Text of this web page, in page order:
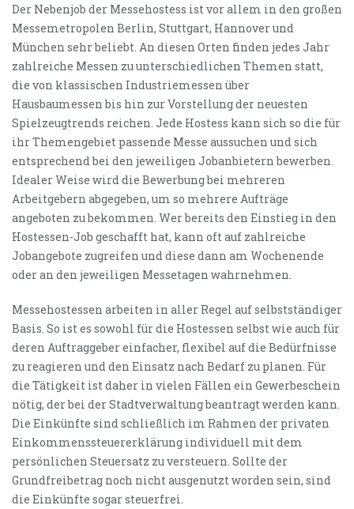
Der Nebenjob der Messehostess ist vor allem in den großen
Messemetropolen Berlin, Stuttgart, Hannover und
München sehr beliebt. An diesen Orten finden jedes Jahr
zahlreiche Messen zu unterschiedlichen Themen statt,
die von klassischen Industriemessen über
Hausbaumessen bis hin zur Vorstellung der neuesten
Spielzeugtrends reichen. Jede Hostess kann sich so die für
ihr Themengebiet passende Messe aussuchen und sich
entsprechend bei den jeweiligen Jobanbietern bewerben.
Idealer Weise wird die Bewerbung bei mehreren
Arbeitgebern abgegeben, um so mehrere Aufträge
angeboten zu bekommen. Wer bereits den Einstieg in den
Hostessen-Job geschafft hat, kann oft auf zahlreiche
Jobangebote zugreifen und diese dann am Wochenende
oder an den jeweiligen Messetagen wahrnehmen.
Messehostessen arbeiten in aller Regel auf selbstständiger
Basis. So ist es sowohl für die Hostessen selbst wie auch für
deren Auftraggeber einfacher, flexibel auf die Bedürfnisse
zu reagieren und den Einsatz nach Bedarf zu planen. Für
die Tätigkeit ist daher in vielen Fällen ein Gewerbeschein
nötig, der bei der Stadtverwaltung beantragt werden kann.
Die Einkünfte sind schließlich im Rahmen der privaten
Einkommenssteuererklärung individuell mit dem
persönlichen Steuersatz zu versteuern. Sollte der
Grundfreibetrag noch nicht ausgenutzt worden sein, sind
die Einkünfte sogar steuerfrei.